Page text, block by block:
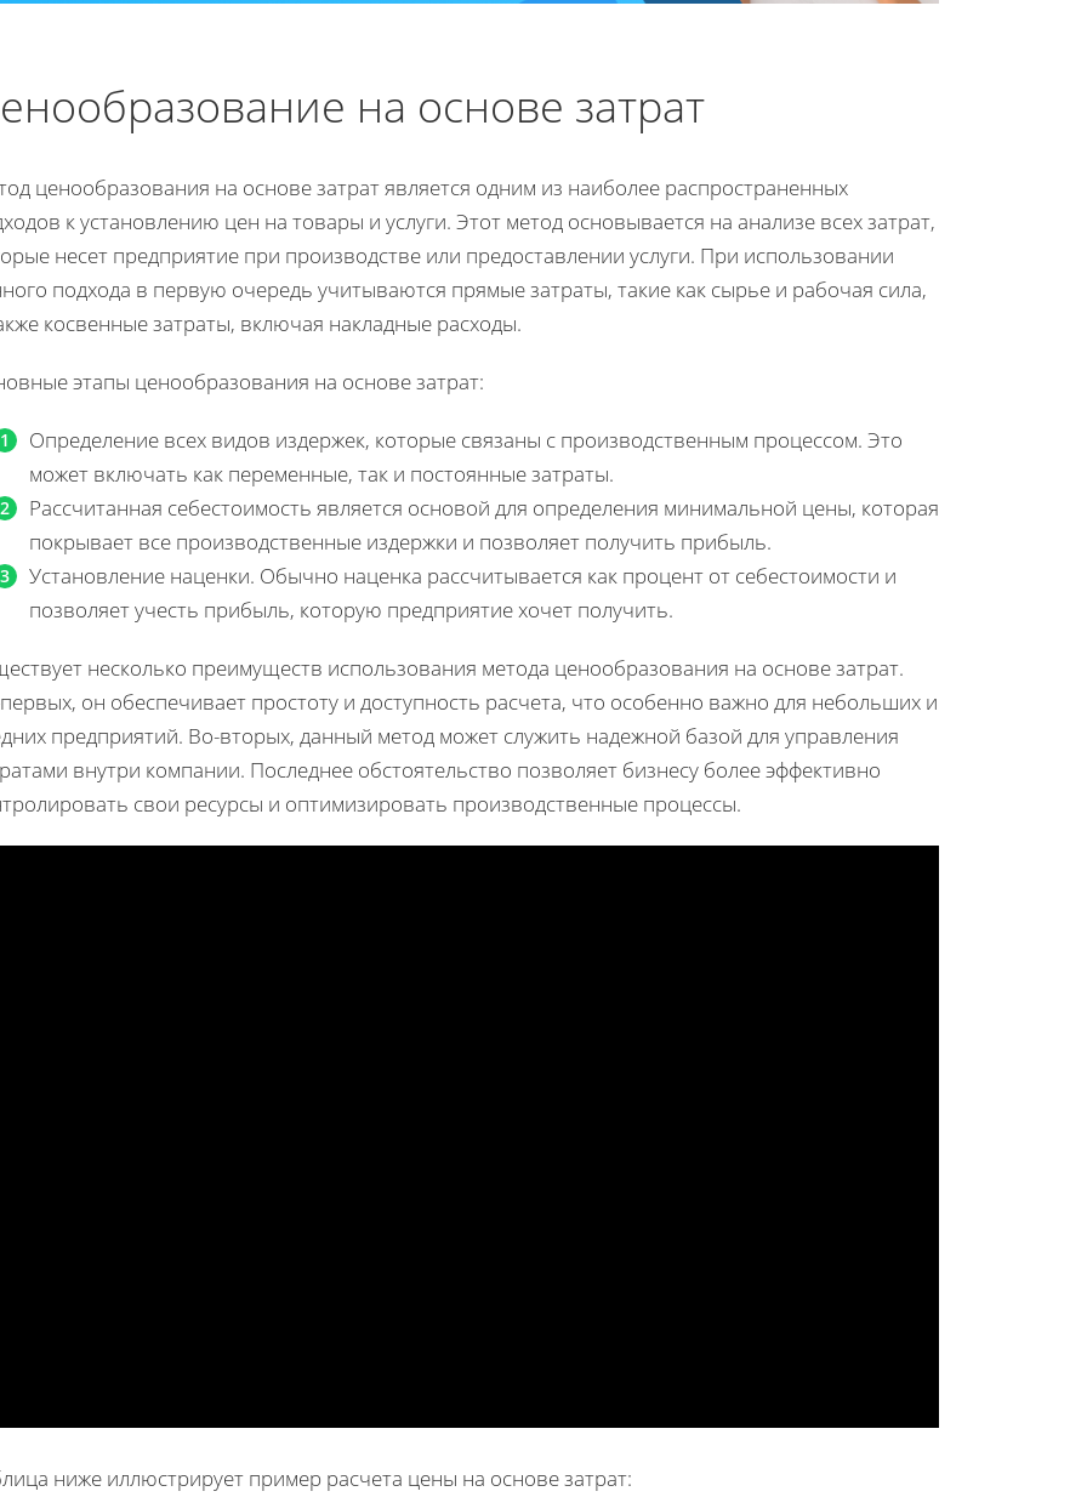
на основе затрат
ценообразования на основе затрат является одним из наиболее распространенных
к установлению цен на товары и услуги. Этот метод основывается на анализе всех затрат,
несет предприятие при производстве или предоставлении услуги. При использовании
подхода в первую очередь учитываются прямые затраты, такие как сырье и рабочая сила,
косвенные затраты, включая накладные расходы.
этапы ценообразования на основе затрат:
Определение всех видов издержек, которые связаны с производственным процессом. Это
может включать как переменные, так и постоянные затраты.
Рассчитанная себестоимость является основой для определения минимальной цены, которая
покрывает все производственные издержки и позволяет получить прибыль.
Установление наценки. Обычно наценка рассчитывается как процент от себестоимости и
позволяет учесть прибыль, которую предприятие хочет получить.
несколько преимуществ использования метода ценообразования на основе затрат.
он обеспечивает простоту и доступность расчета, что особенно важно для небольших и
предприятий. Во-вторых, данный метод может служить надежной базой для управления
внутри компании. Последнее обстоятельство позволяет бизнесу более эффективно
свои ресурсы и оптимизировать производственные процессы.
ниже иллюстрирует пример расчета цены на основе затрат: